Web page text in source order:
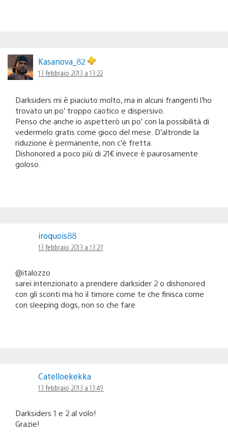
Kasanova_82
13 febbraio 2013 a 13:22
Darksiders mi è piaciuto molto, ma in alcuni frangenti l’ho
trovato un po’ troppo caotico e dispersivo.
Penso che anche io aspetterò un po’ con la possibilità di
vedermelo gratis come gioco del mese. D’altronde la
riduzione è permanente, non c’è fretta.
Dishonored a poco più di 21€ invece è paurosamente
goloso.
iroquois88
13 febbraio 2013 a 13:27
@italozzo
sarei intenzionato a prendere darksider 2 o dishonored
con gli sconti ma ho il timore come te che finisca come
con sleeping dogs, non so che fare
Catelloekekka
13 febbraio 2013 a 13:49
Darksiders 1 e 2 al volo!
Grazie!